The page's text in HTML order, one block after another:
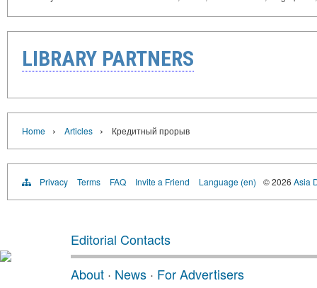
LIBRARY PARTNERS
Home › Articles › Кредитный прорыв
Privacy Terms FAQ Invite a Friend Language (en) © 2026 Asia
Editorial Contacts
About · News · For Advertisers